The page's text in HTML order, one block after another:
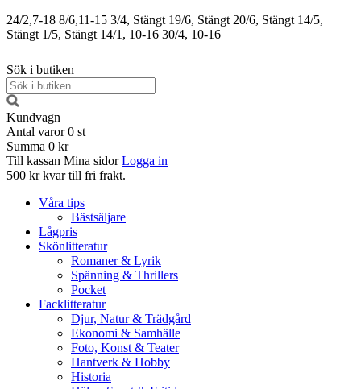
24/2,7-18 8/6,11-15 3/4, Stängt 19/6, Stängt 20/6, Stängt 14/5,
Stängt 1/5, Stängt 14/1, 10-16 30/4, 10-16
Sök i butiken
Kundvagn
Antal varor 0 st
Summa 0 kr
Till kassan Mina sidor Logga in
500 kr kvar till fri frakt.
Våra tips
Bästsäljare
Lågpris
Skönlitteratur
Romaner & Lyrik
Spänning & Thrillers
Pocket
Facklitteratur
Djur, Natur & Trädgård
Ekonomi & Samhälle
Foto, Konst & Teater
Hantverk & Hobby
Historia